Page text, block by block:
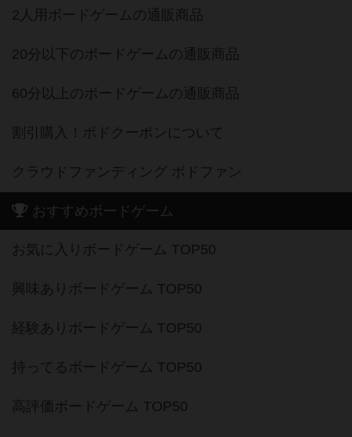
2人用ボードゲームの通販商品
20分以下のボードゲームの通販商品
60分以上のボードゲームの通販商品
割引購入！ボドクーポンについて
クラウドファンディング ボドファン
おすすめボードゲーム
お気に入りボードゲーム TOP50
興味ありボードゲーム TOP50
経験ありボードゲーム TOP50
持ってるボードゲーム TOP50
高評価ボードゲーム TOP50